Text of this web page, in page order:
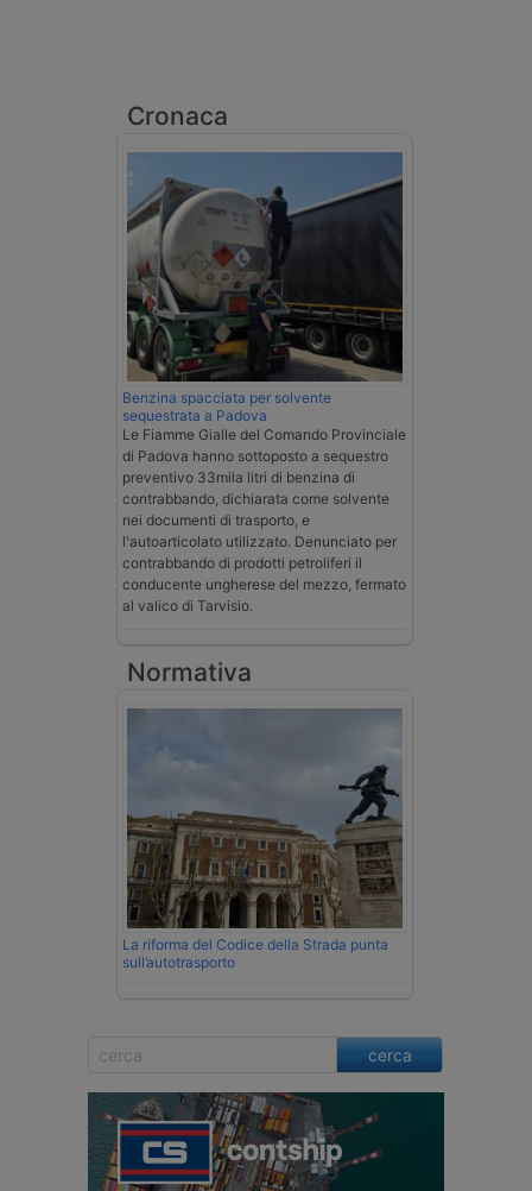
Cronaca
Benzina spacciata per solvente
sequestrata a Padova
Le Fiamme Gialle del Comando Provinciale
di Padova hanno sottoposto a sequestro
preventivo 33mila litri di benzina di
contrabbando, dichiarata come solvente
nei documenti di trasporto, e
l'autoarticolato utilizzato. Denunciato per
contrabbando di prodotti petroliferi il
conducente ungherese del mezzo, fermato
al valico di Tarvisio.
Normativa
La riforma del Codice della Strada punta
sull’autotrasporto
cerca